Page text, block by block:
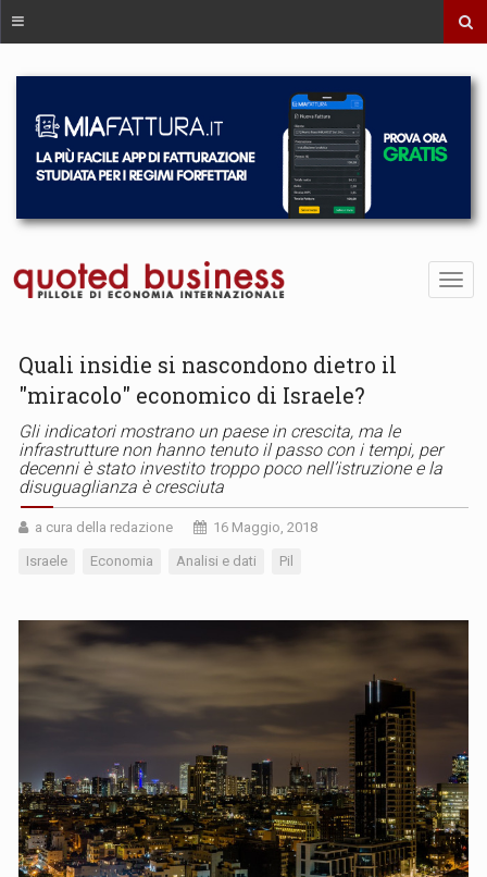
Quali insidie si nascondono dietro il
"miracolo" economico di Israele?
Gli indicatori mostrano un paese in crescita, ma le
infrastrutture non hanno tenuto il passo con i tempi, per
decenni è stato investito troppo poco nell’istruzione e la
disuguaglianza è cresciuta
a cura della redazione 16 Maggio, 2018
Israele Economia Analisi e dati Pil